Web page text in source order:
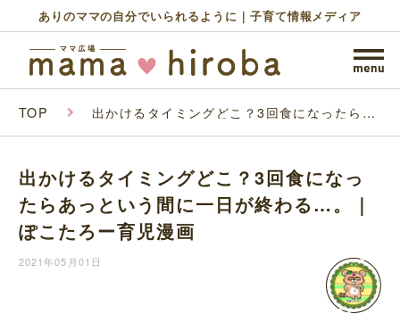
ありのママの自分でいられるように｜子育て情報メディア
TOP 出かけるタイミングどこ？3回食になったらあ
児漫画
出かけるタイミングどこ？3回食になっ
たらあっという間に一日が終わる…。｜
ぽこたろー育児漫画
2021年05月01日